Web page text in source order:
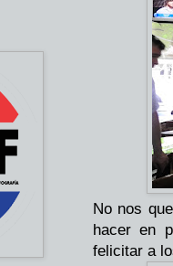
No nos
hacer en
felicitar a